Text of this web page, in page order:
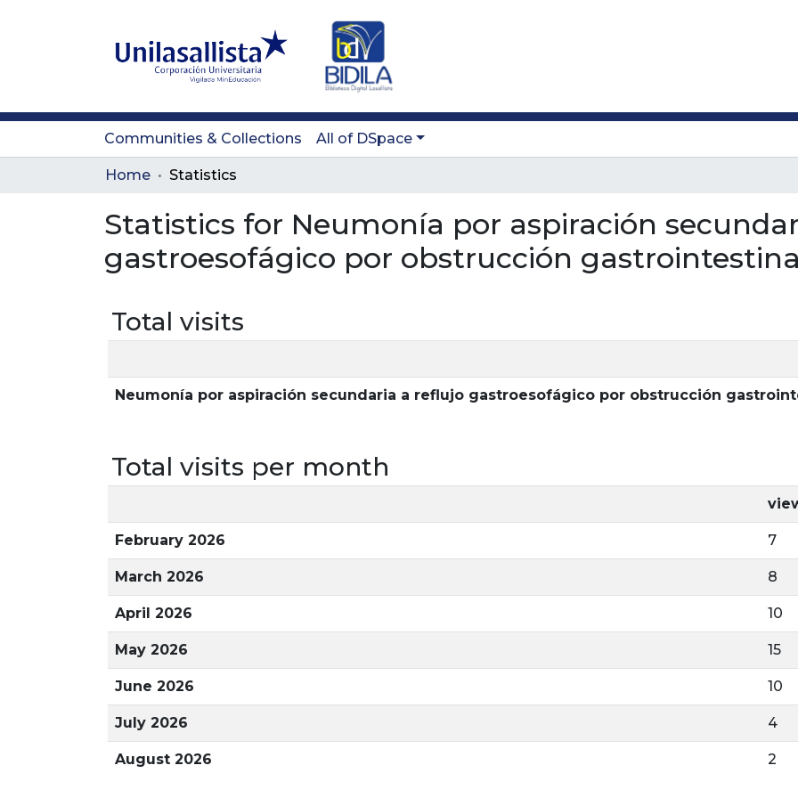
Communities & Collections All of DSpace
Home Statistics
Statistics for Neumonía por aspiración
gastroesofágico por obstrucción
Total visits
Neumonía por aspiración secundaria a reflujo gastroesofágico por obstrucción
Total visits per month
February 2026 7
March 2026 8
April 2026 10
May 2026 15
June 2026 10
July 2026 4
August 2026 2